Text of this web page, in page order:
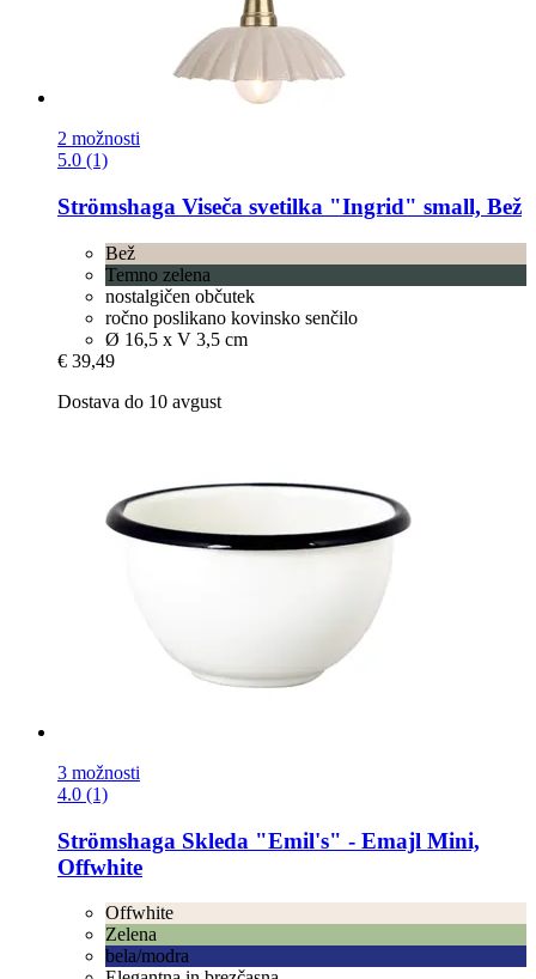
2 možnosti
5.0 (1)
Strömshaga Viseča svetilka "Ingrid" small, Bež
Bež
Temno zelena
nostalgičen občutek
ročno poslikano kovinsko senčilo
Ø 16,5 x V 3,5 cm
€ 39,49
Dostava do 10 avgust
3 možnosti
4.0 (1)
Strömshaga Skleda "Emil's" -​ Emajl Mini,
Offwhite
Offwhite
Zelena
bela/modra